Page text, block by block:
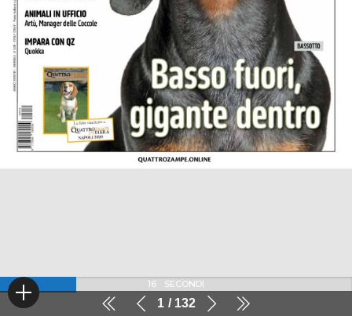
1 132
16 SECONDI